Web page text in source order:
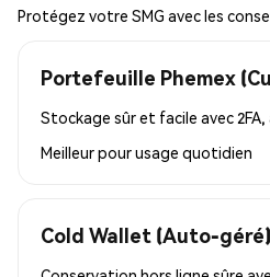
Protégez votre SMG avec les
Portefeuille Phemex
Stockage sûr et facile avec 2FA,
Meilleur pourusage quotidien
Cold Wallet (Auto-géré)